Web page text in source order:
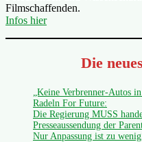
Filmschaffenden.
Infos hier
Die
„Keine Verbrenner-Autos
Radeln For Future:
Die Regierung MUSS
Presseaussendung der
Nur Anpassung ist zu wenig.